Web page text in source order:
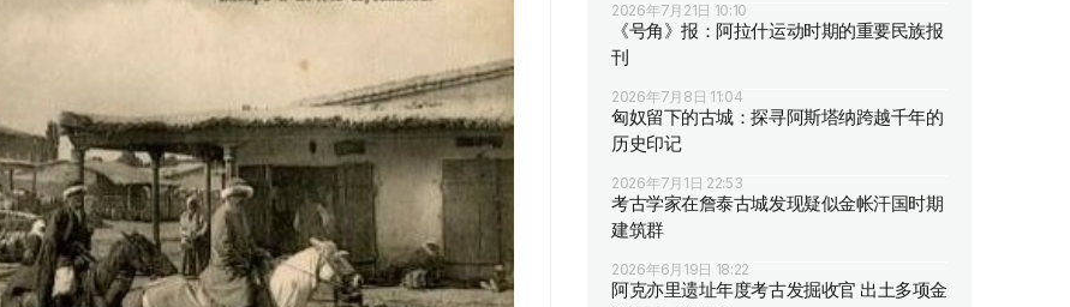
2026年7月21日 10:10
《号角》报：阿拉什运动时期的重要民族报
刊
2026年7月8日 11:04
匈奴留下的古城：探寻阿斯塔纳跨越千年的
历史印记
2026年7月1日 22:53
考古学家在詹泰古城发现疑似金帐汗国时期
建筑群
2026年6月19日 18:22
阿克亦里遗址年度考古发掘收官 出土多项金